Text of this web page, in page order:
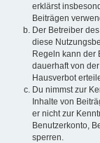
erklärst
Beiträgen
Der Betreiber
diese
Regeln kann der
dauerhaft von
Hausverbot
Du nimmst zur
Inhalte von
er nicht zur
Benutzerkonto,
sperren.